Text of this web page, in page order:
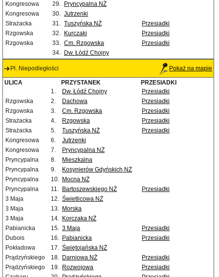
Kongresowa
29.
Pryncypalna NŻ
Kongresowa
30. Jutrzenki
Strażacka
31. Tuszyńska NŻ
Przesiadki
Rzgowska
32. Kurczaki
Przesiadki
Rzgowska
33. Cm. Rzgowska
Przesiadki
34.
Dw. Łódź Chojny
Pl. Niepodległości Pokaż na mapie
ULICA PRZYSTANEK
PRZESIADKI
1.
Dw. Łódź Chojny
Przesiadki
Rzgowska
2. Dachowa
Przesiadki
Rzgowska
3. Cm. Rzgowska
Przesiadki
Strażacka
4. Rzgowska
Przesiadki
Strażacka
5. Tuszyńska NŻ
Przesiadki
Kongresowa
6.
Jutrzenki
Kongresowa
7.
Pryncypalna NŻ
Pryncypalna
8.
Mieszkalna
Pryncypalna
9.
Kosynierów Gdyńskich NŻ
Pryncypalna
10. Mocna NŻ
Pryncypalna
11. Bartoszewskiego NŻ
Przesiadki
3 Maja
12. Świetlicowa NŻ
3 Maja
13. Morska
3 Maja
14. Korczaka NŻ
Pabianicka
15. 3 Maja
Przesiadki
Dubois
16. Pabianicka
Przesiadki
Pokładowa
17. Świętojańska NŻ
Prądzyńskiego
18. Darniowa NŻ
Przesiadki
Prądzyńskiego
19. Rozwojowa
Przesiadki